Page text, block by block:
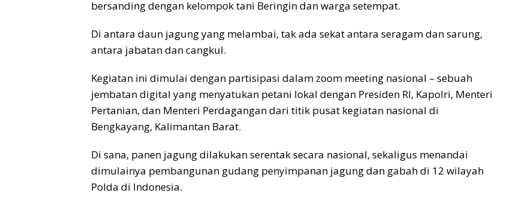
bersanding dengan kelompok tani Beringin dan warga setempat.
Di antara daun jagung yang melambai, tak ada sekat antara seragam dan sarung,
antara jabatan dan cangkul.
Kegiatan ini dimulai dengan partisipasi dalam zoom meeting nasional – sebuah
jembatan digital yang menyatukan petani lokal dengan Presiden RI, Kapolri, Menteri
Pertanian, dan Menteri Perdagangan dari titik pusat kegiatan nasional di
Bengkayang, Kalimantan Barat.
Di sana, panen jagung dilakukan serentak secara nasional, sekaligus menandai
dimulainya pembangunan gudang penyimpanan jagung dan gabah di 12 wilayah
Polda di Indonesia.